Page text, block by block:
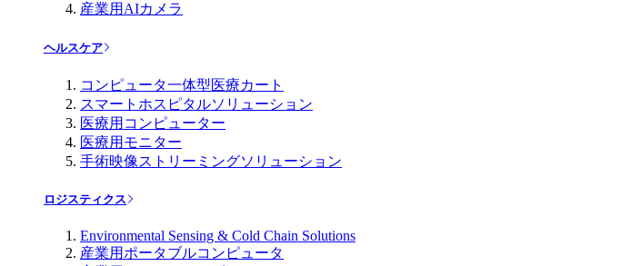
産業用AIカメラ
ヘルスケア
コンピュータ一体型医療カート
スマートホスピタルソリューション
医療用コンピューター
医療用モニター
手術映像ストリーミングソリューション
ロジスティクス
Environmental Sensing & Cold Chain Solutions
産業用ポータブルコンピュータ